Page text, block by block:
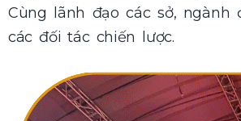
Cùng lãnh đạo các sở, ngành
các đối tác chiến lược.